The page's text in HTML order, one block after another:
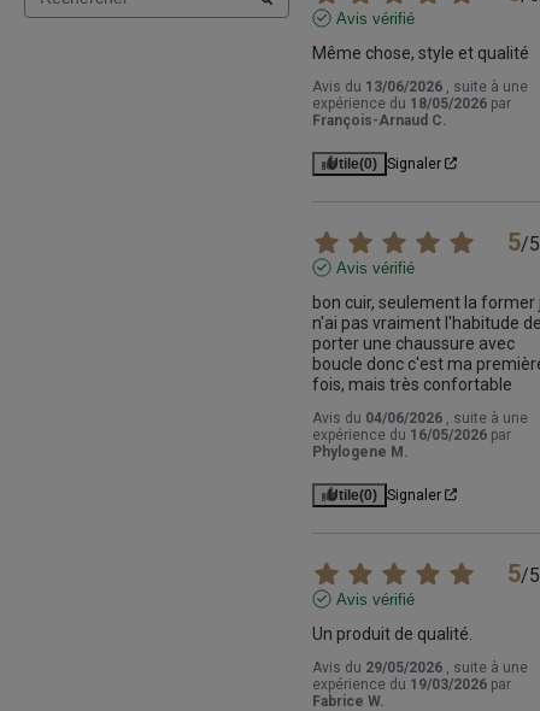
Avis vérifié
Même chose, style et qualité
Avis du 13/06/2026 , suite à une
expérience du 18/05/2026 par
François-Arnaud C.
Utile(0) Signaler
5/5
Avis vérifié
bon cuir, seulement la former
n'ai pas vraiment l'habitude
porter une chaussure avec
boucle donc c'est ma
fois, mais très confortable
Avis du 04/06/2026 , suite à une
expérience du 16/05/2026 par
Phylogene M.
Utile(0) Signaler
5/5
Avis vérifié
Un produit de qualité.
Avis du 29/05/2026 , suite à une
expérience du 19/03/2026 par
Fabrice W.